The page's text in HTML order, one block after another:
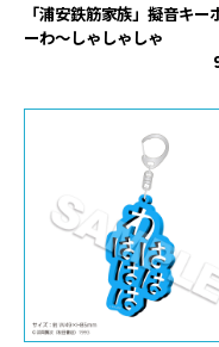
「浦安鉄筋家族」擬音キー
ーわ〜しゃしゃしゃ